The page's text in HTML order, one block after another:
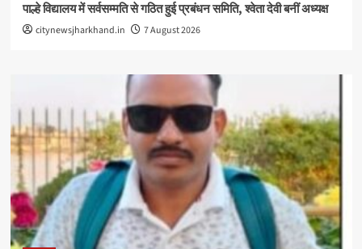
पाल्हे विद्यालय में सर्वसम्मति से गठित हुई प्रबंधन समिति, श्वेता देवी बनीं अध्यक्ष
citynewsjharkhand.in 7 August 2026